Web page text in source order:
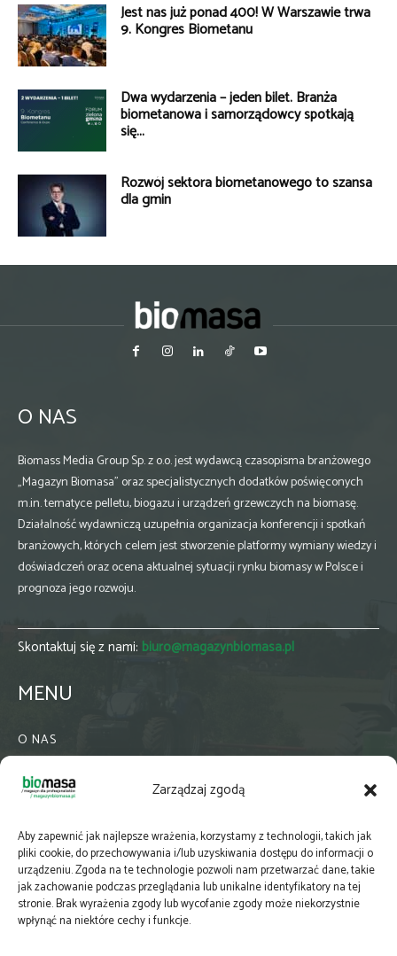
Zarządzaj zgodą
Aby zapewnić jak najlepsze wrażenia, korzystamy z technologii, takich jak
pliki cookie, do przechowywania i/lub uzyskiwania dostępu do informacji o
urządzeniu. Zgoda na te technologie pozwoli nam przetwarzać dane, takie
jak zachowanie podczas przeglądania lub unikalne identyfikatory na tej
stronie. Brak wyrażenia zgody lub wycofanie zgody może niekorzystnie
wpłynąć na niektóre cechy i funkcje.
Jest nas już ponad 400! W Warszawie trwa
9. Kongres Biometanu
Dwa wydarzenia – jeden bilet. Branża
biometanowa i samorządowcy spotkają
się...
Rozwój sektora biometanowego to szansa
dla gmin
O NAS
Biomass Media Group Sp. z o.o. jest wydawcą czasopisma branżowego
„Magazyn Biomasa” oraz specjalistycznych dodatków poświęconych
m.in. tematyce pelletu, biogazu i urządzeń grzewczych na biomasę.
Działalność wydawniczą uzupełnia organizacja konferencji i spotkań
branżowych, których celem jest stworzenie platformy wymiany wiedzy i
doświadczeń oraz ocena aktualnej sytuacji rynku biomasy w Polsce i
prognoza jego rozwoju.
Skontaktuj się z nami: biuro@magazynbiomasa.pl
MENU
O NAS
WSPÓŁPRACA
PRENUMERATA
NEWSLETTER
MAPY
E-WYDANIE